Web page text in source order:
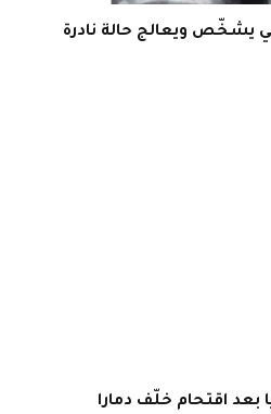
ويعالج حالة نادرة
بعد اقتحام خلّف دمارا